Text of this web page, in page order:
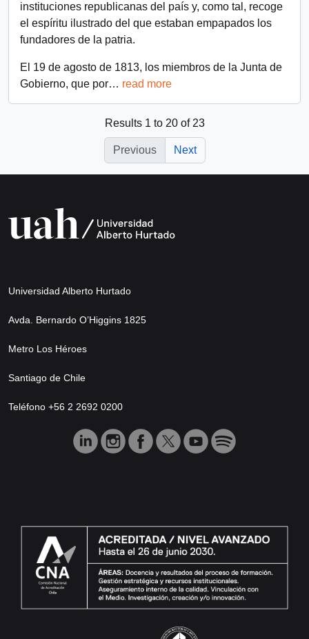
instituciones republicanas del país y, como tal, recoge
el espíritu ilustrado del que estaban empapados los
fundadores de la patria.
El 19 de agosto de 1813, los miembros de la Junta de
Gobierno, que por… read more
Results 1 to 20 of 23
Previous Next
Universidad Alberto Hurtado
Avda. Bernardo O’Higgins 1825
Metro Los Héroes
Santiago de Chile
Teléfono +56 2 2692 0200